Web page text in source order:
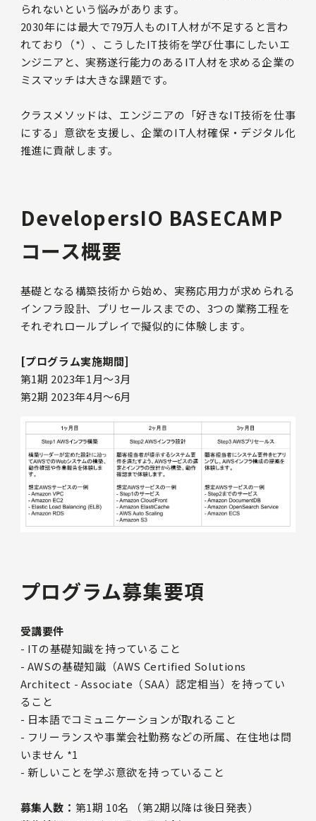
られないという悩みがあります。
2030年には最大で79万人ものIT人材が不足すると言わ
れており（*）、こうしたIT技術を学び仕事にしたいエ
ンジニアと、実務遂行能力のあるIT人材を求める企業の
ミスマッチは大きな課題です。
クラスメソッドは、エンジニアの「好きなIT技術を仕事
にする」意欲を支援し、企業のIT人材確保・デジタル化
推進に貢献します。
DevelopersIO BASECAMP
コース概要
基礎となる構築技術から始め、実務応用力が求められる
インフラ設計、プリセールスまでの、3つの業務工程を
それぞれロールプレイで擬似的に体験します。
[プログラム実施期間]
第1期 2023年1月〜3月
第2期 2023年4月〜6月
プログラム募集要項
受講要件
- ITの基礎知識を持っていること
- AWSの基礎知識（AWS Certified Solutions
Architect - Associate（SAA）認定相当）を持ってい
ること
- 日本語でコミュニケーションが取れること
- フリーランスや事業会社勤務などの所属、在住地は問
いません *1
- 新しいことを学ぶ意欲を持っていること
募集人数： 第1期 10名 （第2期以降は後日発表）